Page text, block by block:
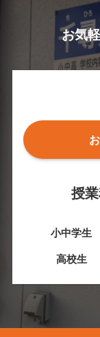
お気
授
小中学生
高校生